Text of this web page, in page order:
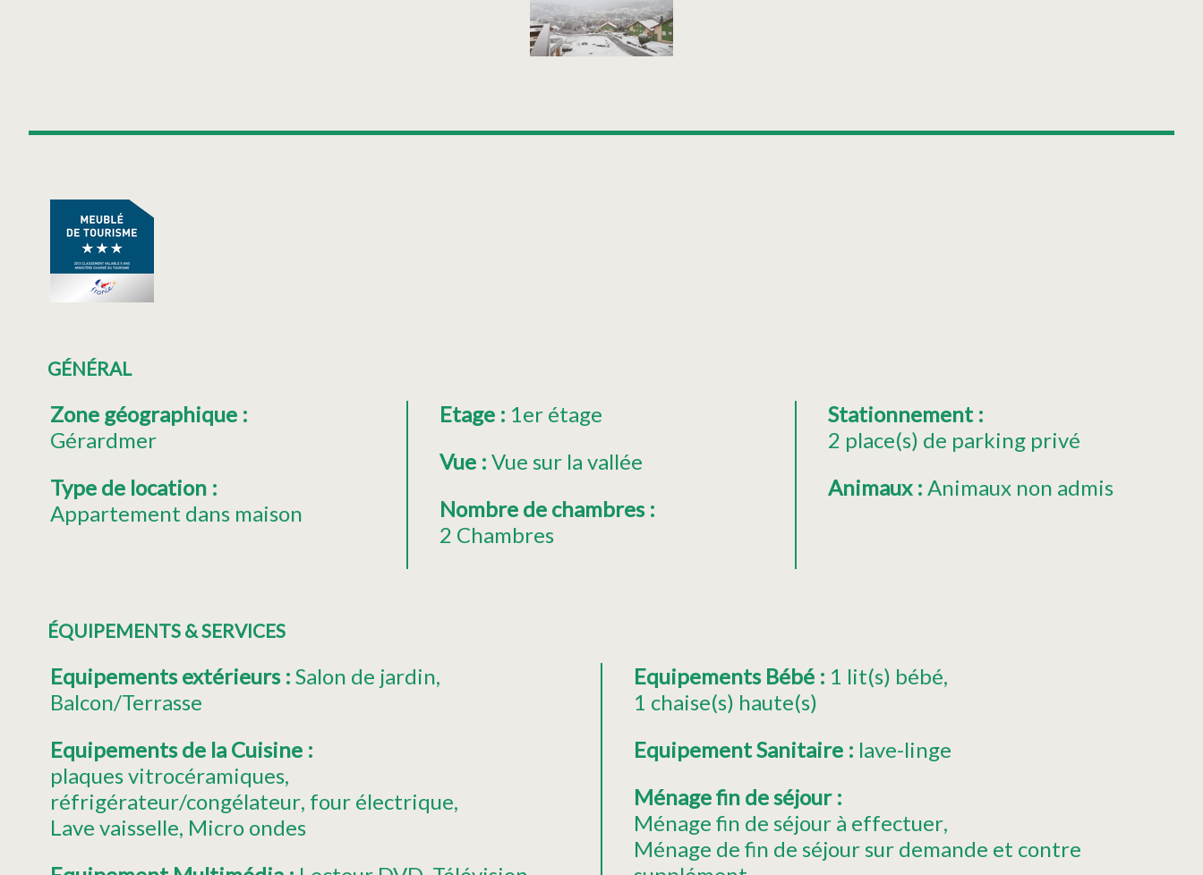
GÉNÉRAL
Zone géographique :
Gérardmer
Type de location :
Appartement dans maison
Etage : 1er étage
Vue : Vue sur la vallée
Nombre de chambres :
2 Chambres
Stationnement :
2 place(s) de parking privé
Animaux : Animaux non admis
ÉQUIPEMENTS & SERVICES
Equipements extérieurs : Salon de jardin
Balcon/Terrasse
Equipements de la Cuisine :
plaques vitrocéramiques
réfrigérateur/congélateur four électrique
Lave vaisselle Micro ondes
Equipements Bébé : 1 lit(s) bébé
1 chaise(s) haute(s)
Equipement Sanitaire : lave-linge
Ménage fin de séjour :
Ménage fin de séjour à effectuer
Ménage de fin de séjour sur demande et contre